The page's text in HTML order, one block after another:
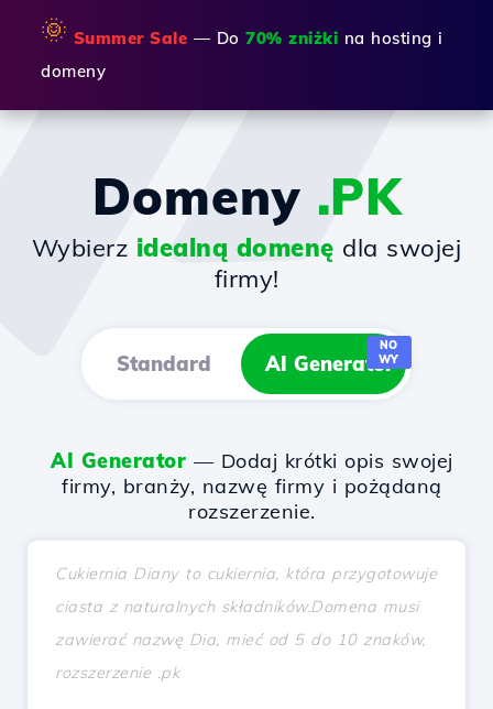
🌞 Summer Sale — Do 70% zniżki na hosting i
domeny
Domeny .PK
Wybierz idealną domenę dla swojej
firmy!
Standard AI Generator
NO
WY
AI Generator — Dodaj krótki opis swojej
firmy, branży, nazwę firmy i pożądaną
rozszerzenie.